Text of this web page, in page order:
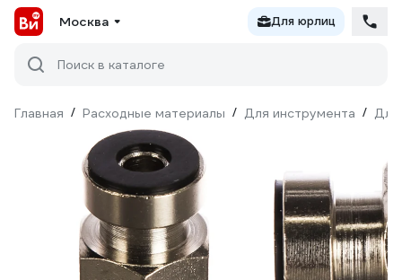
Москва Для юрлиц
Поиск в каталоге
Главная / Расходные материалы / Для инструмента / Для